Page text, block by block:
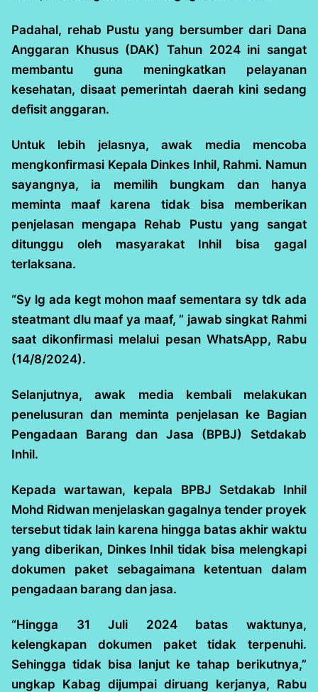
Padahal, rehab Pustu yang bersumber dari Dana
Anggaran Khusus (DAK) Tahun 2024 ini sangat
membantu guna meningkatkan pelayanan
kesehatan, disaat pemerintah daerah kini sedang
defisit anggaran.
Untuk lebih jelasnya, awak media mencoba
mengkonfirmasi Kepala Dinkes Inhil, Rahmi. Namun
sayangnya, ia memilih bungkam dan hanya
meminta maaf karena tidak bisa memberikan
penjelasan mengapa Rehab Pustu yang sangat
ditunggu oleh masyarakat Inhil bisa gagal
terlaksana.
“Sy lg ada kegt mohon maaf sementara sy tdk ada
steatmant dlu maaf ya maaf, ” jawab singkat Rahmi
saat dikonfirmasi melalui pesan WhatsApp, Rabu
(14/8/2024).
Selanjutnya, awak media kembali melakukan
penelusuran dan meminta penjelasan ke Bagian
Pengadaan Barang dan Jasa (BPBJ) Setdakab
Inhil.
Kepada wartawan, kepala BPBJ Setdakab Inhil
Mohd Ridwan menjelaskan gagalnya tender proyek
tersebut tidak lain karena hingga batas akhir waktu
yang diberikan, Dinkes Inhil tidak bisa melengkapi
dokumen paket sebagaimana ketentuan dalam
pengadaan barang dan jasa.
“Hingga 31 Juli 2024 batas waktunya,
kelengkapan dokumen paket tidak terpenuhi.
Sehingga tidak bisa lanjut ke tahap berikutnya,”
ungkap Kabag dijumpai diruang kerjanya, Rabu